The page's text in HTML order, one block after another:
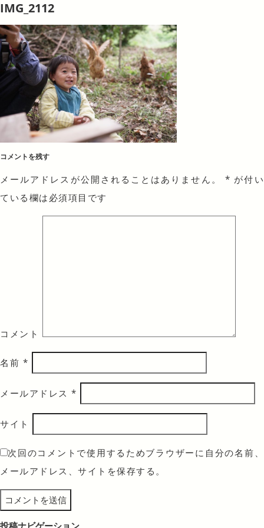
IMG_2112
コメントを残す
メールアドレスが公開されることはありません。 * が付い
ている欄は必須項目です
コメント
名前 *
メールアドレス *
サイト
次回のコメントで使用するためブラウザーに自分の名前、
メールアドレス、サイトを保存する。
投稿ナビゲーション